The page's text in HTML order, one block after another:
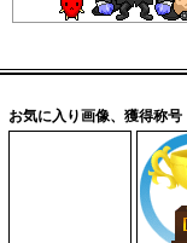
お気に入り画像、獲得称号